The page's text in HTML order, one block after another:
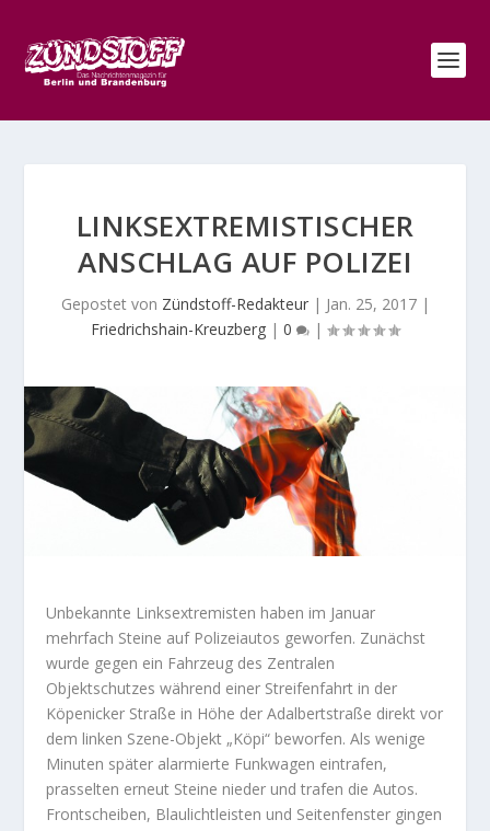
LINKSEXTREMISTISCHER
ANSCHLAG AUF POLIZEI
Gepostet von Zündstoff-Redakteur| Jan. 25, 2017|
Friedrichshain-Kreuzberg | 0 |
Unbekannte Linksextremisten haben im Januar
mehrfach Steine auf Polizeiautos geworfen. Zunächst
wurde gegen ein Fahrzeug des Zentralen
Objektschutzes während einer Streifenfahrt in der
Köpenicker Straße in Höhe der Adalbertstraße direkt vor
dem linken Szene-Objekt „Köpi“ beworfen. Als wenige
Minuten später alarmierte Funkwagen eintrafen,
prasselten erneut Steine nieder und trafen die Autos.
Frontscheiben, Blaulichtleisten und Seitenfenster gingen